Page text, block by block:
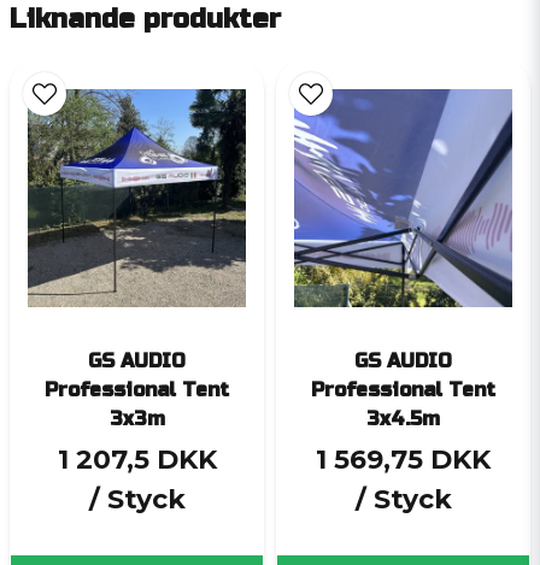
Liknande produkter
GS AUDIO
Professional Tent
3x3m
1 207,5 DKK
/ Styck
GS AUDIO
Professional Tent
3x4.5m
1 569,75 DKK
/ Styck